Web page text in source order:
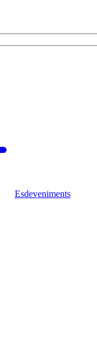
Esdeveniments